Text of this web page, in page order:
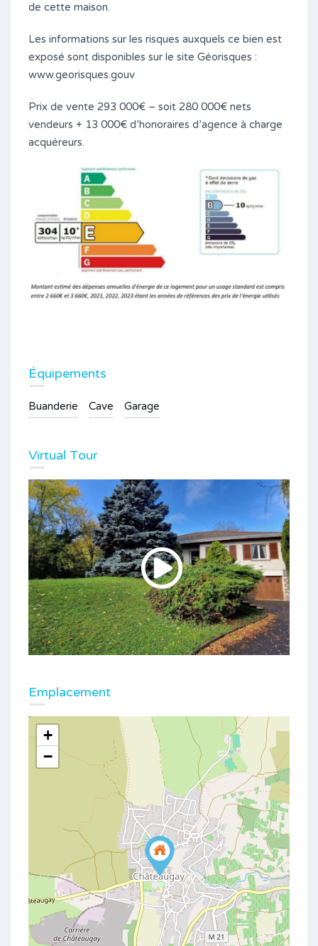
de cette maison.
Les informations sur les risques auxquels ce bien est
exposé sont disponibles sur le site Géorisques :
www.georisques.gouv
Prix de vente 293 000€ – soit 280 000€ nets
vendeurs + 13 000€ d’honoraires d’agence à charge
acquéreurs.
Équipements
Buanderie Cave Garage
Virtual Tour
Emplacement
+
−